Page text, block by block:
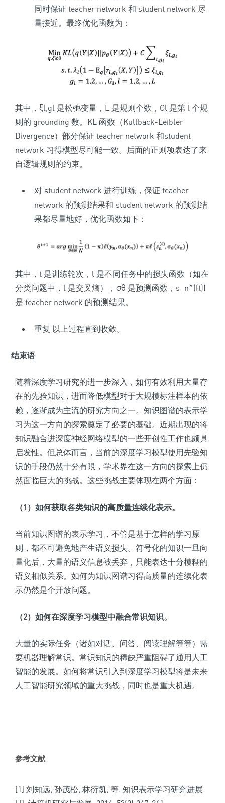
同时保证 teacher network 和 student network 尽
量接近。最终优化函数为：
其中，ξl,gl 是松弛变量，L 是规则个数，Gl 是第 l 个规
则的 grounding 数。KL 函数（Kullback-Leibler
Divergence）部分保证 teacher network 和student
network 习得模型尽可能一致。后面的正则项表达了来
自逻辑规则的约束。
对 student network 进行训练，保证 teacher
network 的预测结果和 student network 的预测结
果都尽量地好，优化函数如下：
其中，t 是训练轮次，l 是不同任务中的损失函数（如在
分类问题中，l 是交叉熵），σθ 是预测函数，s_n^((t))
是 teacher network 的预测结果。
重复 以上过程直到收敛。
结束语
随着深度学习研究的进一步深入，如何有效利用大量存
在的先验知识，进而降低模型对于大规模标注样本的依
赖，逐渐成为主流的研究方向之一。知识图谱的表示学
习为这一方向的探索奠定了必要的基础。近期出现的将
知识融合进深度神经网络模型的一些开创性工作也颇具
启发性。但总体而言，当前的深度学习模型使用先验知
识的手段仍然十分有限，学术界在这一方向的探索上仍
然面临巨大的挑战。这些挑战主要体现在两个方面：
（1）如何获取各类知识的高质量连续化表示。
当前知识图谱的表示学习，不管是基于怎样的学习原
则，都不可避免地产生语义损失。符号化的知识一旦向
量化后，大量的语义信息被丢弃，只能表达十分模糊的
语义相似关系。如何为知识图谱习得高质量的连续化表
示仍然是个开放问题。
（2）如何在深度学习模型中融合常识知识。
大量的实际任务（诸如对话、问答、阅读理解等等）需
要机器理解常识。常识知识的稀缺严重阻碍了通用人工
智能的发展。如何将常识引入到深度学习模型将是未来
人工智能研究领域的重大挑战，同时也是重大机遇。
参考文献
[1] 刘知远, 孙茂松, 林衍凯, 等. 知识表示学习研究进展